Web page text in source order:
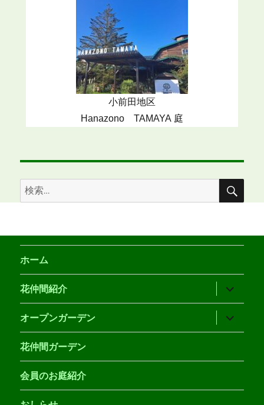
小前田地区
Hanazono TAMAYA 庭
検
索:
検
ホーム
花仲間紹介
ブ
メ
ニ
ュ
ー
開
オープンガーデン
ブ
メ
ー
開
花仲間ガーデン
会員のお庭紹介